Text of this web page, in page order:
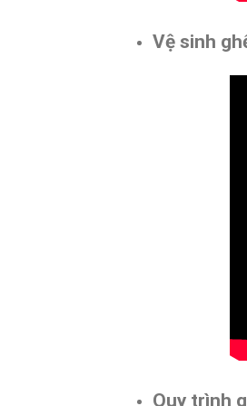
Vệ sinh
Quy trình